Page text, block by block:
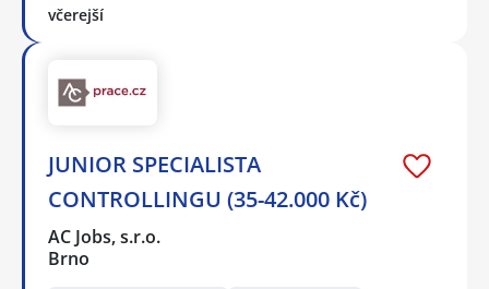
včerejší
JUNIOR SPECIALISTA
CONTROLLINGU (35-42.000 Kč)
AC Jobs, s.r.o.
Brno